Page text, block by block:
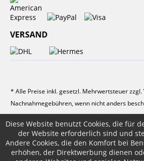
VERSAND
* Alle Preise inkl. gesetzl. Mehrwertsteuer zzgl.
Nachnahmegebühren, wenn nicht anders
Diese Website benutzt Cookies, die für
der Website erforderlich sind und
Andere Cookies, die den Komfort bei
erhöhen, der Direktwerbung dienen